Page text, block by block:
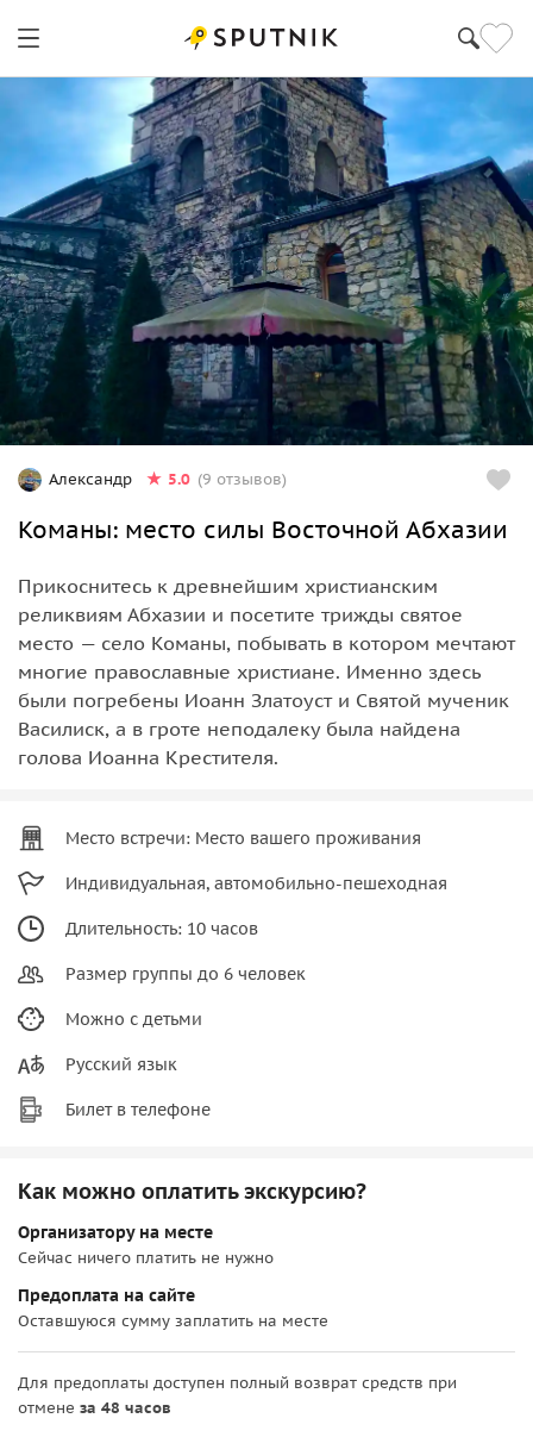
Александр 5.0 (9 отзывов)
Команы: место силы Восточной Абхазии
Прикоснитесь к древнейшим христианским
реликвиям Абхазии и посетите трижды святое
место — село Команы, побывать в котором мечтают
многие православные христиане. Именно здесь
были погребены Иоанн Златоуст и Святой мученик
Василиск, а в гроте неподалеку была найдена
голова Иоанна Крестителя.
Место встречи: Место вашего проживания
Индивидуальная, автомобильно-пешеходная
Длительность: 10 часов
Размер группы до 6 человек
Можно с детьми
Русский язык
Билет в телефоне
Как можно оплатить экскурсию?
Организатору на месте
Сейчас ничего платить не нужно
Предоплата на сайте
Оставшуюся сумму заплатить на месте
Для предоплаты доступен полный возврат средств при
отмене за 48 часов